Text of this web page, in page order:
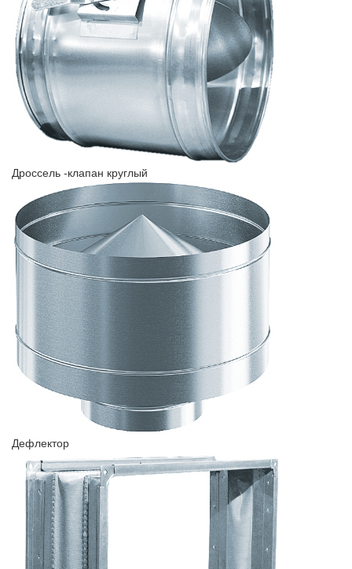
Дроссель -клапан круглый
Дефлектор